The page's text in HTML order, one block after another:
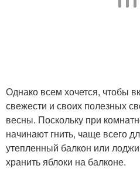
Однако всем хочется, чтобы
свежести и своих полезных
весны. Поскольку при
начинают гнить, чаще всего
утепленный балкон или
хранить яблоки на балконе.